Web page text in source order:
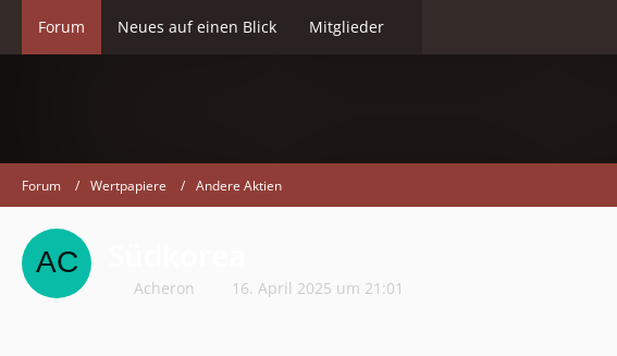
Forum Neues auf einen Blick Mitglieder
Forum Wertpapiere Andere Aktien
Acheron 16. April 2025 um 21:01